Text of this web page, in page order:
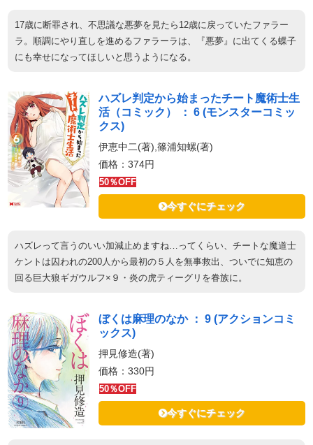
17歳に断罪され、不思議な悪夢を見たら12歳に戻っていたファラー
ラ。順調にやり直しを進めるファラーラは、『悪夢』に出てくる蝶子
にも幸せになってほしいと思うようになる。
ハズレ判定から始まったチート魔術士生
活（コミック） ： 6 (モンスターコミッ
クス)
伊恵中二(著),篠浦知螺(著)
価格：374円
50％OFF
今すぐにチェック
ハズレって言うのいい加減止めますね…ってくらい、チートな魔道士
ケントは囚われの200人から最初の５人を無事救出、ついでに知恵の
回る巨大狼ギガウルフ×９・炎の虎ティーグリを眷族に。
ぼくは麻理のなか ： 9 (アクションコミ
ックス)
押見修造(著)
価格：330円
50％OFF
今すぐにチェック